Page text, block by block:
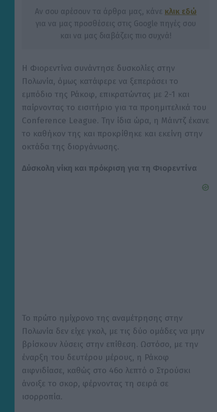
Αν σου αρέσουν τα άρθρα μας, κάνε κλικ εδώ
για να μας προσθέσεις στις Google πηγές σου
και να μας διαβάζεις πιο συχνά!
Η Φιορεντίνα συνάντησε δυσκολίες στην
Πολωνία, όμως κατάφερε να ξεπεράσει το
εμπόδιο της Ράκοφ, επικρατώντας με 2-1 και
παίρνοντας το εισιτήριο για τα προημιτελικά του
Conference League. Την ίδια ώρα, η Μάιντζ έκανε
το καθήκον της και προκρίθηκε και εκείνη στην
οκτάδα της διοργάνωσης.
Δύσκολη νίκη και πρόκριση για τη Φιορεντίνα
Το πρώτο ημίχρονο της αναμέτρησης στην
Πολωνία δεν είχε γκολ, με τις δύο ομάδες να μην
βρίσκουν λύσεις στην επίθεση. Ωστόσο, με την
έναρξη του δευτέρου μέρους, η Ράκοφ
αιφνιδίασε, καθώς στο 46ο λεπτό ο Στρούσκι
άνοιξε το σκορ, φέρνοντας τη σειρά σε
ισορροπία.